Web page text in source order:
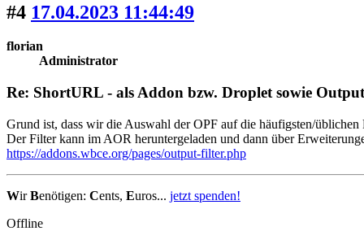
#4 17.04.2023 11:44:49
florian
Administrator
Re: ShortURL - als Addon bzw. Droplet sowie
Grund ist, dass wir die Auswahl der OPF auf die häufigsten/üblichen
Der Filter kann im AOR heruntergeladen und dann über
https://addons.wbce.org/pages/output-filter.php
WirBenötigen: Cents, Euros... jetzt spenden!
Offline